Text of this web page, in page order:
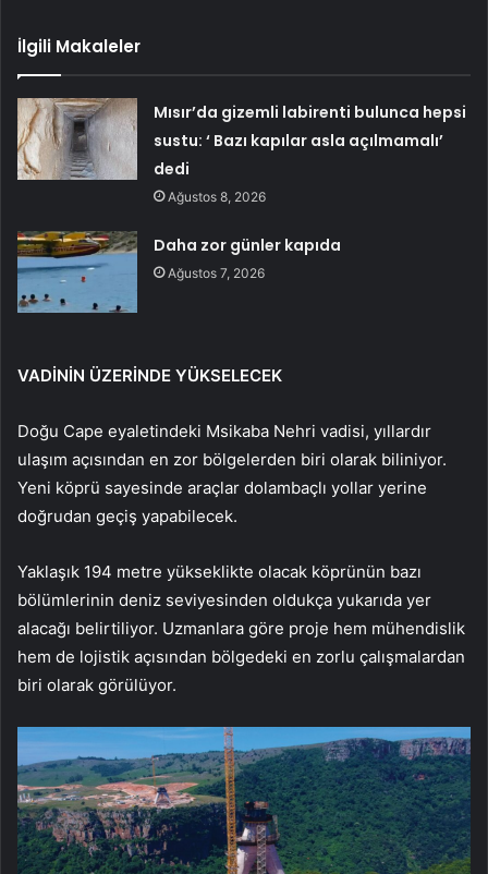
İlgili Makaleler
Mısır’da gizemli labirenti bulunca hepsi
sustu: ‘ Bazı kapılar asla açılmamalı’
dedi
Ağustos 8, 2026
Daha zor günler kapıda
Ağustos 7, 2026
VADİNİN ÜZERİNDE YÜKSELECEK
Doğu Cape eyaletindeki Msikaba Nehri vadisi, yıllardır
ulaşım açısından en zor bölgelerden biri olarak biliniyor.
Yeni köprü sayesinde araçlar dolambaçlı yollar yerine
doğrudan geçiş yapabilecek.
Yaklaşık 194 metre yükseklikte olacak köprünün bazı
bölümlerinin deniz seviyesinden oldukça yukarıda yer
alacağı belirtiliyor. Uzmanlara göre proje hem mühendislik
hem de lojistik açısından bölgedeki en zorlu çalışmalardan
biri olarak görülüyor.